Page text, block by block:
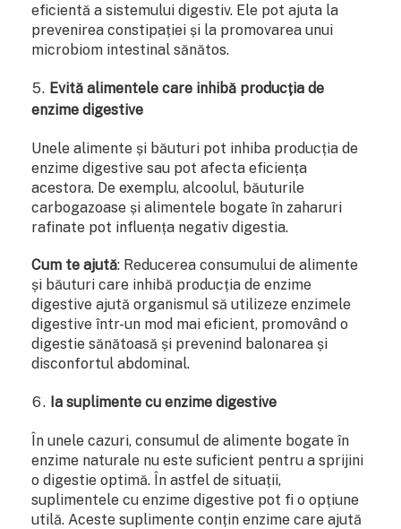
eficientă a sistemului digestiv. Ele pot ajuta la
prevenirea constipației și la promovarea unui
microbiom intestinal sănătos.
Evită alimentele care inhibă producția de
enzime digestive
Unele alimente și băuturi pot inhiba producția de
enzime digestive sau pot afecta eficiența
acestora. De exemplu, alcoolul, băuturile
carbogazoase și alimentele bogate în zaharuri
rafinate pot influența negativ digestia.
Cum te ajută: Reducerea consumului de alimente
și băuturi care inhibă producția de enzime
digestive ajută organismul să utilizeze enzimele
digestive într-un mod mai eficient, promovând o
digestie sănătoasă și prevenind balonarea și
disconfortul abdominal.
Ia suplimente cu enzime digestive
În unele cazuri, consumul de alimente bogate în
enzime naturale nu este suficient pentru a sprijini
o digestie optimă. În astfel de situații,
suplimentele cu enzime digestive pot fi o opțiune
utilă. Aceste suplimente conțin enzime care ajută